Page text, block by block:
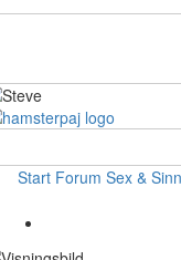
Start Forum Sex &